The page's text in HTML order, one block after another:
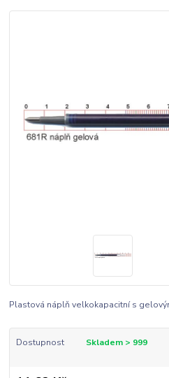
Plastová náplň velkokapacitní s
Dostupnost Skladem > 999